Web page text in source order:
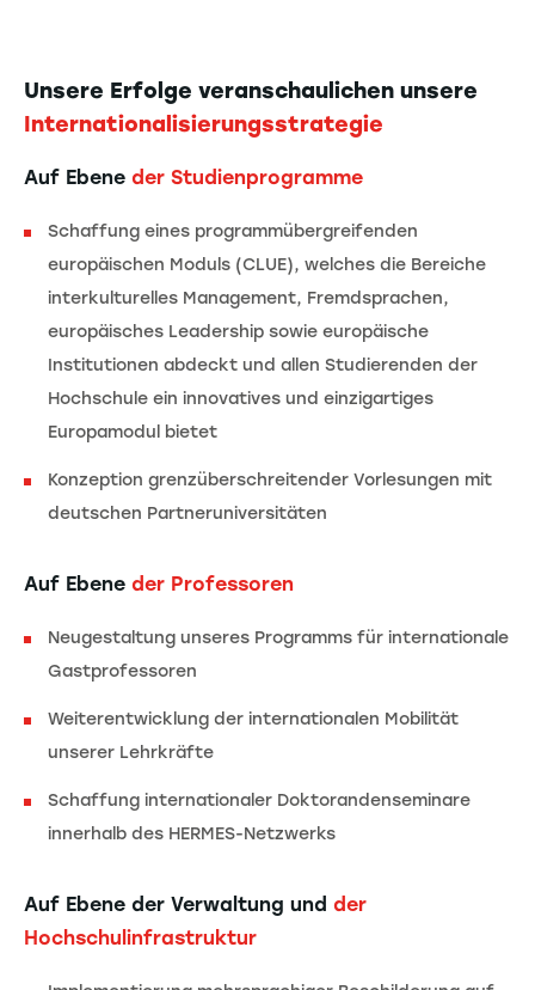
Unsere Erfolge veranschaulichen unsere
Internationalisierungsstrategie
Auf Ebene der Studienprogramme
Schaffung eines programmübergreifenden
europäischen Moduls (CLUE), welches die Bereiche
interkulturelles Management, Fremdsprachen,
europäisches Leadership sowie europäische
Institutionen abdeckt und allen Studierenden der
Hochschule ein innovatives und einzigartiges
Europamodul bietet
Konzeption grenzüberschreitender Vorlesungen mit
deutschen Partneruniversitäten
Auf Ebene der Professoren
Neugestaltung unseres Programms für internationale
Gastprofessoren
Weiterentwicklung der internationalen Mobilität
unserer Lehrkräfte
Schaffung internationaler Doktorandenseminare
innerhalb des HERMES-Netzwerks
Auf Ebene der Verwaltung und der
Hochschulinfrastruktur